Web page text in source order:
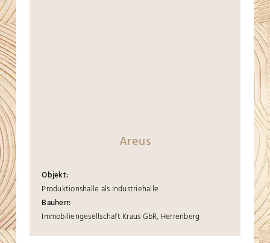
Areus
Objekt:
Produktionshalle als Industriehalle
Bauherr:
Immobiliengesellschaft Kraus GbR, Herrenberg